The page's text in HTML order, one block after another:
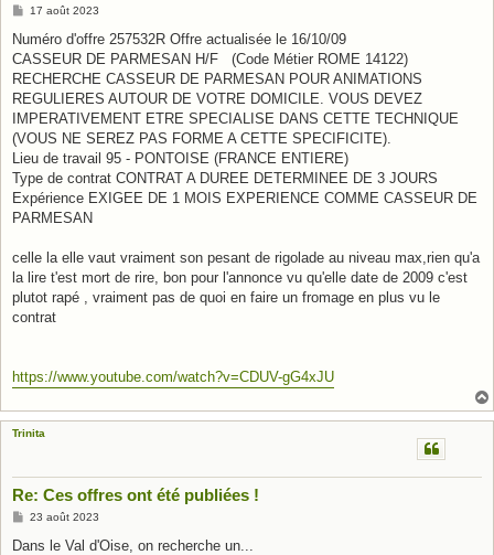
M
s
a
g
17 août 2023
Numéro d'offre 257532R Offre actualisée le 16/10/09
CASSEUR DE PARMESAN H/F (Code Métier ROME 14122)
RECHERCHE CASSEUR DE PARMESAN POUR ANIMATIONS
REGULIERES AUTOUR DE VOTRE DOMICILE. VOUS DEVEZ
IMPERATIVEMENT ETRE SPECIALISE DANS CETTE TECHNIQUE
(VOUS NE SEREZ PAS FORME A CETTE SPECIFICITE).
Lieu de travail 95 - PONTOISE (FRANCE ENTIERE)
Type de contrat CONTRAT A DUREE DETERMINEE DE 3 JOURS
Expérience EXIGEE DE 1 MOIS EXPERIENCE COMME CASSEUR DE
PARMESAN
celle la elle vaut vraiment son pesant de rigolade au niveau max,rien qu'a
la lire t'est mort de rire, bon pour l'annonce vu qu'elle date de 2009 c'est
plutot rapé , vraiment pas de quoi en faire un fromage en plus vu le
contrat
https://www.youtube.com/watch?v=CDUV-gG4xJU
Trinita
Re: Ces offres ont été publiées !
M
s
23 août 2023
Dans le Val d'Oise, on recherche un...